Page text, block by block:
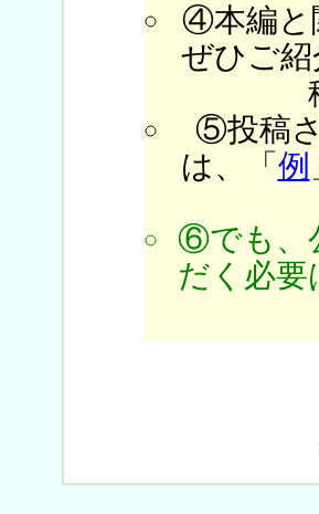
④本編と
ぜひご
⑤投稿
は、「 例
⑥でも、
だく必